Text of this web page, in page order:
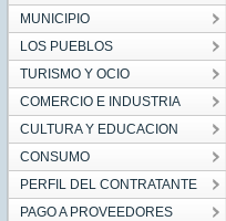
MUNICIPIO
LOS PUEBLOS
TURISMO Y OCIO
COMERCIO E INDUSTRIA
CULTURA Y EDUCACION
CONSUMO
PERFIL DEL CONTRATANTE
PAGO A PROVEEDORES